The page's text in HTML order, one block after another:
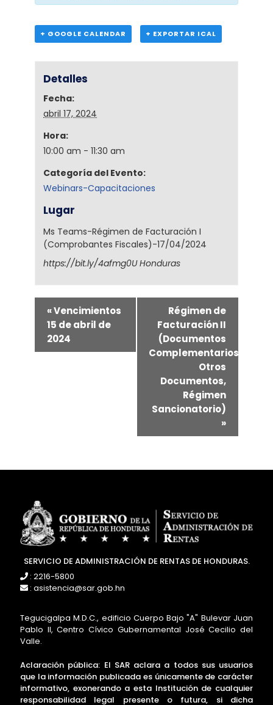
+ GOOGLE CALENDAR + EXPORTAR ICAL
Detalles
Fecha:
abril 17, 2024
Hora:
10:00 am - 11:30 am
Categoría del Evento:
Webinars-Capacitaciones
Lugar
Ms Teams-Régimen de Facturación I
(Comprobantes Fiscales)-17/04/2024
https://bit.ly/4afmg0U Honduras
«Vencimientos
15 de abril de
2024
Régimen de
Facturación II
(Documentos
Complementarios,
Otros
Documentos,
Régimen
Sancionatorio)
»
SERVICIO DE ADMINISTRACIÓN DE RENTAS DE HONDURAS.
: 2216-5800
: asistencia@sar.gob.hn
Tegucigalpa M.D.C., edificio Cuerpo Bajo "A" Bulevar Juan
Pablo II, Centro Cívico Gubernamental José Cecilio del
Valle.
Aclaración pública: El SAR aclara a todos sus usuarios
que la información publicada es únicamente de carácter
informativo, exonerando a esta Institución de cualquier
responsabilidad legal presente o futura, si dicha